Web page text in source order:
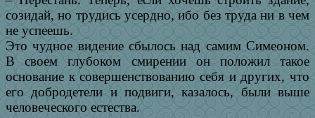
созидай, но трудись усердно, ибо без труда ни в чем
не успеешь.
Это чудное видение сбылось над самим Симеоном.
В своем глубоком смирении он положил такое
основание к совершенствованию себя и других, что
его добродетели и подвиги, казалось, были выше
человеческого естества.